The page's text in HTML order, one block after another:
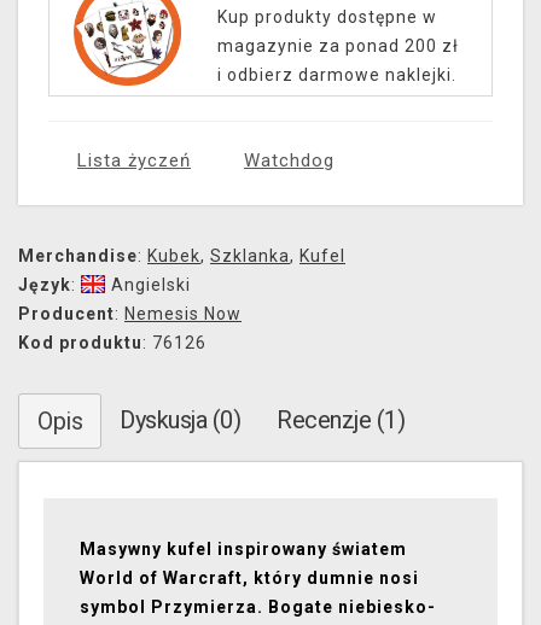
Kup produkty dostępne w
magazynie za ponad 200 zł
i odbierz darmowe naklejki.
Lista życzeń Watchdog
Merchandise: Kubek, Szklanka, Kufel
Język:
Angielski
Producent: Nemesis Now
Kod produktu: 76126
Opis Dyskusja (0) Recenzje (1)
Masywny kufel inspirowany światem
World of Warcraft, który dumnie nosi
symbol Przymierza. Bogate niebiesko-